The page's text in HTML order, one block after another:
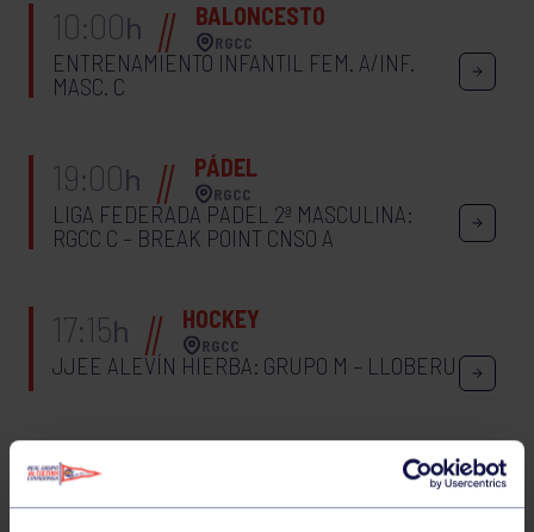
10:00h BALONCESTO
RGCC
ENTRENAMIENTO INFANTIL FEM. A/INF.
MASC. C
19:00h PÁDEL
RGCC
LIGA FEDERADA PADEL 2ª MASCULINA:
RGCC C – BREAK POINT CNSO A
17:15h HOCKEY
RGCC
JJEE ALEVÍN HIERBA: GRUPO M – LLOBERU
19:30
MEMORIAL CAJETILLA: RGCC (DAVID/GAYOL)